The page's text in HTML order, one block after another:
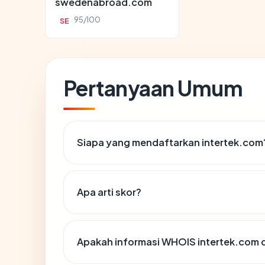
SE 95/100
Pertanyaan Umum
Siapa yang mendaftarkan
Apa arti skor?
Apakah informasi WHOIS intertek.com